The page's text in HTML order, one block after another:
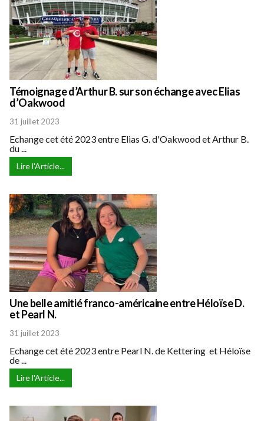
Témoignage d’Arthur B. sur son échange avec Elias
d’Oakwood
31 juillet 2023
Echange cet été 2023 entre Elias G. d'Oakwood et Arthur B.
du ...
Lire l'Article...
Une belle amitié franco-américaine entre Héloïse D.
et Pearl N.
31 juillet 2023
Echange cet été 2023 entre Pearl N. de Kettering et Héloïse
de ...
Lire l'Article...